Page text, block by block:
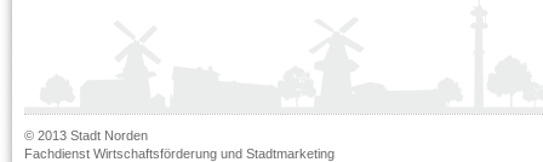
© 2013 Stadt Norden
Fachdienst Wirtschaftsförderung und Stadtmarketing